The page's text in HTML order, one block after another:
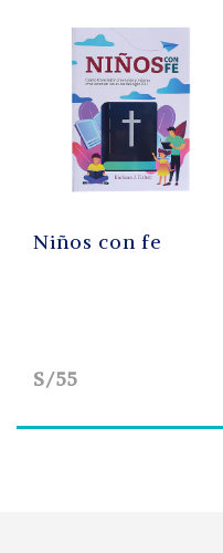
Niños con fe
S/55